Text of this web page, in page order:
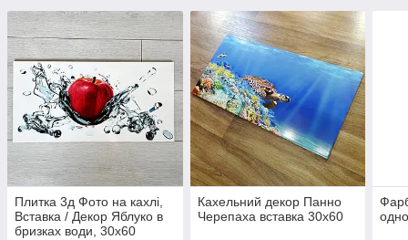
Плитка 3д Фото на кахлі,
Вставка / Декор Яблуко в
бризках води, 30х60
Кахельний декор Панно
Черепаха вставка 30х60